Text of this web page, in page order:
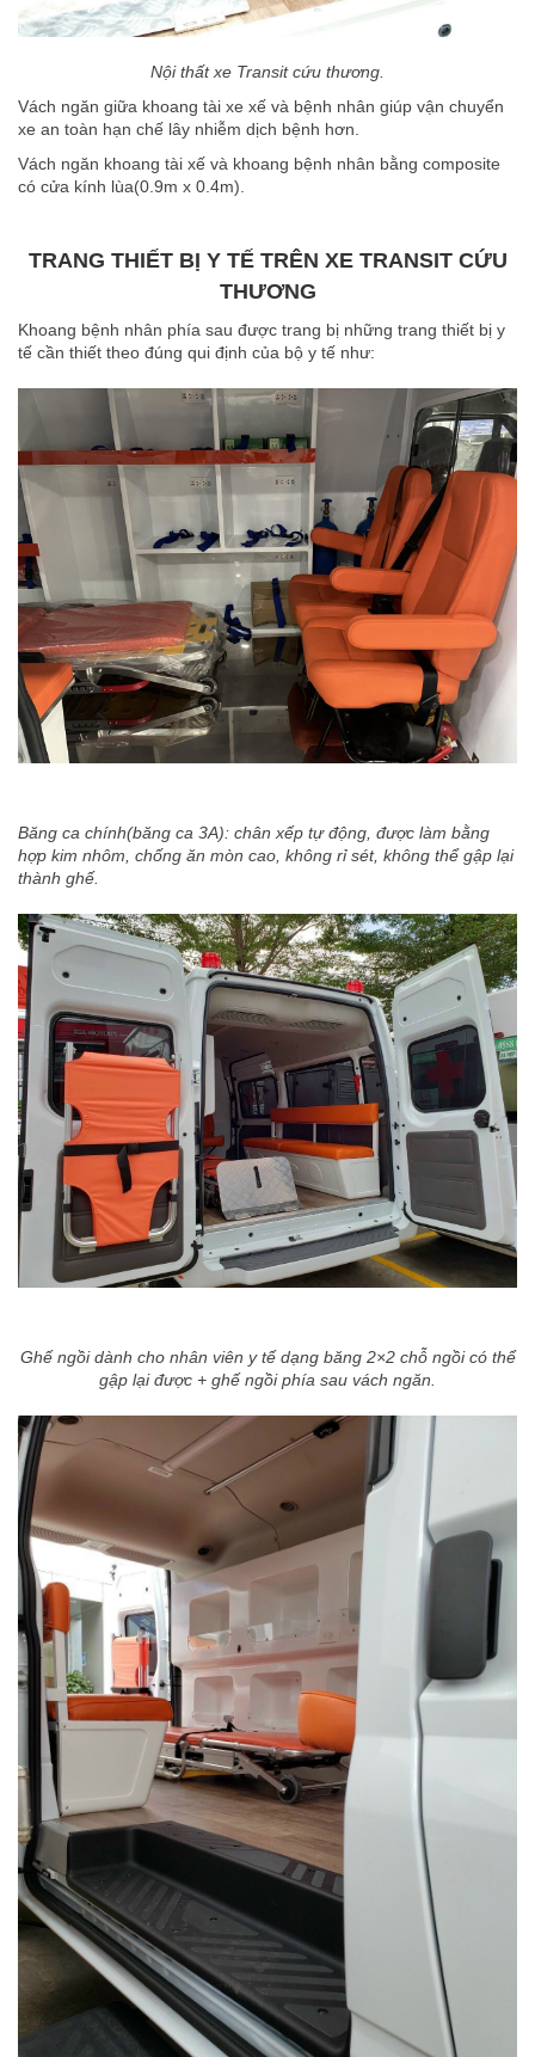
Nội thất xe Transit cứu thương.
Vách ngăn giữa khoang tài xe xế và bệnh nhân giúp vận chuyển
xe an toàn hạn chế lây nhiễm dịch bệnh hơn.
Vách ngăn khoang tài xế và khoang bệnh nhân bằng composite
có cửa kính lùa(0.9m x 0.4m).
TRANG THIẾT BỊ Y TẾ TRÊN XE TRANSIT CỨU
THƯƠNG
Khoang bệnh nhân phía sau được trang bị những trang thiết bị y
tế cần thiết theo đúng qui định của bộ y tế như:
Băng ca chính(băng ca 3A): chân xếp tự động, được làm bằng
hợp kim nhôm, chống ăn mòn cao, không rỉ sét, không thể gập lại
thành ghế.
Ghế ngồi dành cho nhân viên y tế dạng băng 2×2 chỗ ngồi có thể
gập lại được + ghế ngồi phía sau vách ngăn.